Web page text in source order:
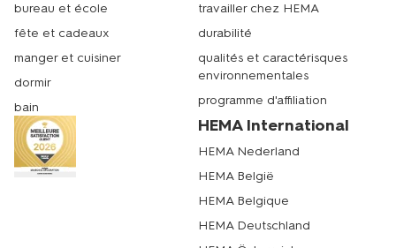
bureau et école
fête et cadeaux
manger et cuisiner
dormir
bain
travailler chez HEMA
durabilité
qualités et caractérisques
environnementales
programme d'affiliation
HEMA International
HEMA Nederland
HEMA België
HEMA Belgique
HEMA Deutschland